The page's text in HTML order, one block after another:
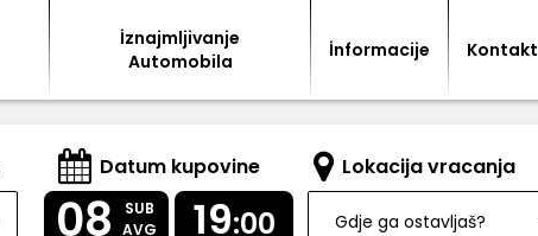
İznajmljivanje
Automobila
İnformacije Kontakt
Datum kupovine
08
SUB
AVG
19:00
Lokacija vracanja
Gdje ga ostavljaš?